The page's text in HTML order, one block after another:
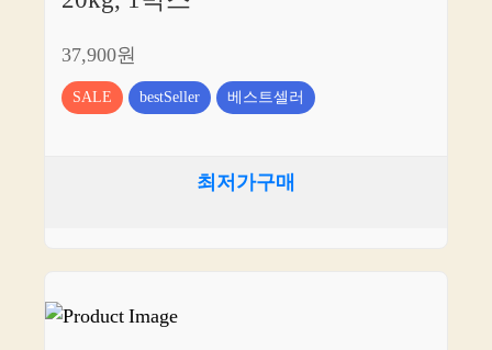
37,900원
SALE bestSeller 베스트셀러
최저가구매